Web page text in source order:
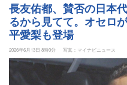
長友佑都、賛否の日本
るから見てて。オセロ
平愛梨も登場
2026年6月13日 8時0分 写真：マイナビニュース